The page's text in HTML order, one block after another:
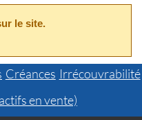
le site.
Créances Irrécouvrabilité
en vente)